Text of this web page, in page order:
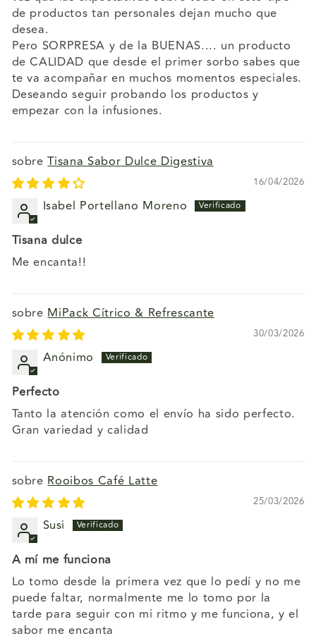
de productos tan personales dejan mucho que
desea.
Pero SORPRESA y de la BUENAS.... un producto
de CALIDAD que desde el primer sorbo sabes que
te va acompañar en muchos momentos especiales.
Deseando seguir probando los productos y
empezar con la infusiones.
Tisana Sabor Dulce Digestiva
16/04/2026
Isabel Portellano Moreno
Tisana dulce
Me encanta!!
MiPack Cítrico & Refrescante
30/03/2026
Anónimo
Perfecto
Tanto la atención como el envío ha sido perfecto.
Gran variedad y calidad
Rooibos Café Latte
25/03/2026
Susi
A mí me funciona
Lo tomo desde la primera vez que lo pedí y no me
puede faltar, normalmente me lo tomo por la
tarde para seguir con mi ritmo y me funciona, y el
sabor me encanta